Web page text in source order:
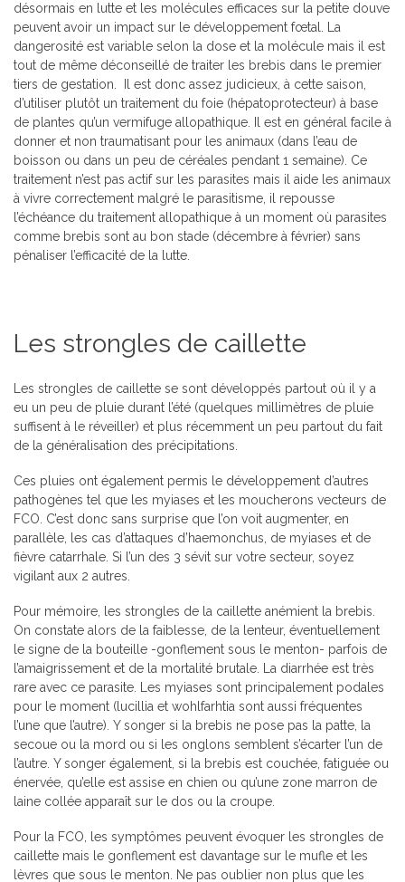
désormais en lutte et les molécules efficaces sur la petite douve
peuvent avoir un impact sur le développement fœtal. La
dangerosité est variable selon la dose et la molécule mais il est
tout de même déconseillé de traiter les brebis dans le premier
tiers de gestation. Il est donc assez judicieux, à cette saison,
d’utiliser plutôt un traitement du foie (hépatoprotecteur) à base
de plantes qu’un vermifuge allopathique. Il est en général facile à
donner et non traumatisant pour les animaux (dans l’eau de
boisson ou dans un peu de céréales pendant 1 semaine). Ce
traitement n’est pas actif sur les parasites mais il aide les animaux
à vivre correctement malgré le parasitisme, il repousse
l’échéance du traitement allopathique à un moment où parasites
comme brebis sont au bon stade (décembre à février) sans
pénaliser l’efficacité de la lutte.
Les strongles de caillette
Les strongles de caillette se sont développés partout où il y a
eu un peu de pluie durant l’été (quelques millimètres de pluie
suffisent à le réveiller) et plus récemment un peu partout du fait
de la généralisation des précipitations.
Ces pluies ont également permis le développement d’autres
pathogènes tel que les myiases et les moucherons vecteurs de
FCO. C’est donc sans surprise que l’on voit augmenter, en
parallèle, les cas d’attaques d’haemonchus, de myiases et de
fièvre catarrhale. Si l’un des 3 sévit sur votre secteur, soyez
vigilant aux 2 autres.
Pour mémoire, les strongles de la caillette anémient la brebis.
On constate alors de la faiblesse, de la lenteur, éventuellement
le signe de la bouteille -gonflement sous le menton- parfois de
l’amaigrissement et de la mortalité brutale. La diarrhée est très
rare avec ce parasite. Les myiases sont principalement podales
pour le moment (lucillia et wohlfarhtia sont aussi fréquentes
l’une que l’autre). Y songer si la brebis ne pose pas la patte, la
secoue ou la mord ou si les onglons semblent s’écarter l’un de
l’autre. Y songer également, si la brebis est couchée, fatiguée ou
énervée, qu’elle est assise en chien ou qu’une zone marron de
laine collée apparaît sur le dos ou la croupe.
Pour la FCO, les symptômes peuvent évoquer les strongles de
caillette mais le gonflement est davantage sur le mufle et les
lèvres que sous le menton. Ne pas oublier non plus que les